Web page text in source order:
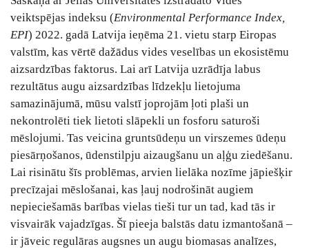
veiktspējas indeksu (Environmental Performance Index,
EPI) 2022. gadā Latvija ieņēma 21. vietu starp Eiropas
valstīm, kas vērtē dažādus vides veselības un ekosistēmu
aizsardzības faktorus. Lai arī Latvija uzrādīja labus
rezultātus augu aizsardzības līdzekļu lietojuma
samazinājumā, mūsu valstī joprojām ļoti plaši un
nekontrolēti tiek lietoti slāpekli un fosforu saturoši
mēslojumi. Tas veicina gruntsūdeņu un virszemes ūdeņu
piesārņošanos, ūdenstilpju aizaugšanu un aļģu ziedēšanu.
Lai risinātu šīs problēmas, arvien lielāka nozīme jāpiešķir
precīzajai mēslošanai, kas ļauj nodrošināt augiem
nepieciešamās barības vielas tieši tur un tad, kad tās ir
visvairāk vajadzīgas. Šī pieeja balstās datu izmantošanā ‒
ir jāveic regulāras augsnes un augu biomasas analīzes,